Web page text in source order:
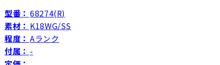
型番： 68274(R)
素材： K18WG/SS
程度： Aランク
付属： -